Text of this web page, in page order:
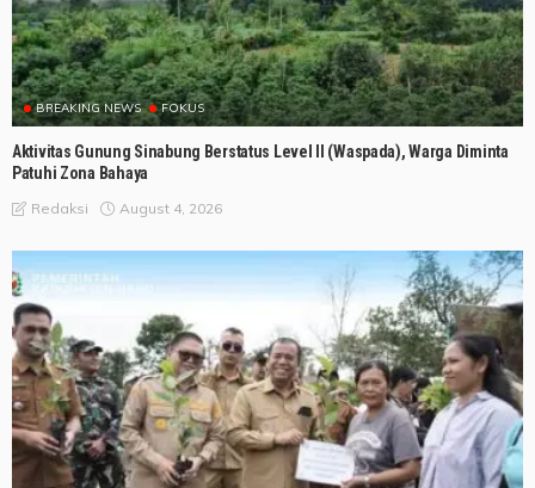
BREAKING NEWS FOKUS
Aktivitas Gunung Sinabung Berstatus Level II (Waspada), Warga Diminta
Patuhi Zona Bahaya
Redaksi August 4, 2026